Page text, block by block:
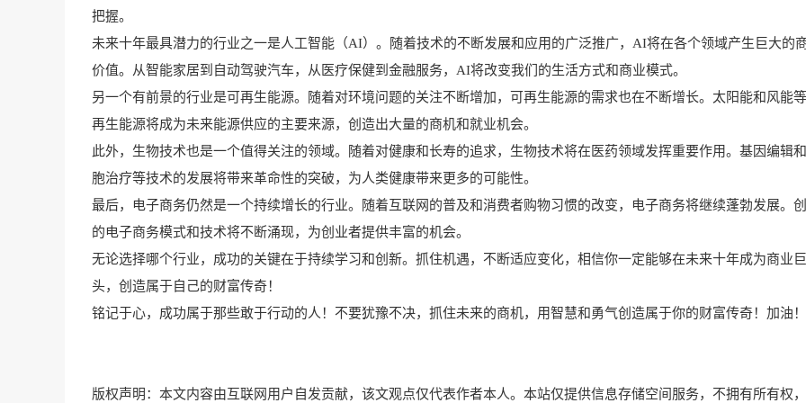
把握。
未来十年最具潜力的行业之一是人工智能（AI）。随着技术的不断发展和应用的广泛推广，AI将在各个领域产生巨大的
价值。从智能家居到自动驾驶汽车，从医疗保健到金融服务，AI将改变我们的生活方式和商业模式。
另一个有前景的行业是可再生能源。随着对环境问题的关注不断增加，可再生能源的需求也在不断增长。太阳能和风能
再生能源将成为未来能源供应的主要来源，创造出大量的商机和就业机会。
此外，生物技术也是一个值得关注的领域。随着对健康和长寿的追求，生物技术将在医药领域发挥重要作用。基因编辑
胞治疗等技术的发展将带来革命性的突破，为人类健康带来更多的可能性。
最后，电子商务仍然是一个持续增长的行业。随着互联网的普及和消费者购物习惯的改变，电子商务将继续蓬勃发展。
的电子商务模式和技术将不断涌现，为创业者提供丰富的机会。
无论选择哪个行业，成功的关键在于持续学习和创新。抓住机遇，不断适应变化，相信你一定能够在未来十年成为商业巨
头，创造属于自己的财富传奇！
铭记于心，成功属于那些敢于行动的人！不要犹豫不决，抓住未来的商机，用智慧和勇气创造属于你的财富传奇！加油！
版权声明：本文内容由互联网用户自发贡献，该文观点仅代表作者本人。本站仅提供信息存储空间服务，不拥有所有权